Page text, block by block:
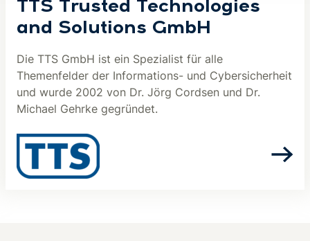
TTS Trusted Technologies
and Solutions GmbH
Die TTS GmbH ist ein Spezialist für alle
Themenfelder der Informations- und Cybersicherheit
und wurde 2002 von Dr. Jörg Cordsen und Dr.
Michael Gehrke gegründet.